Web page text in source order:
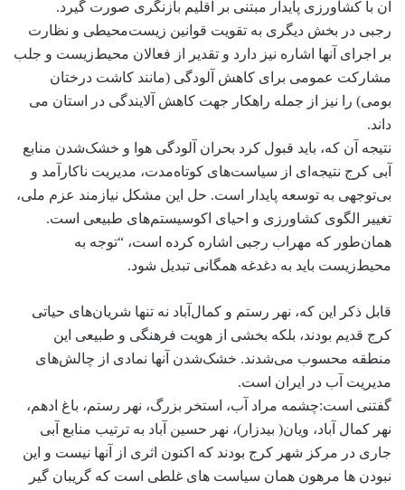
آن با کشاورزی پایدار مبتنی بر اقلیم بازنگری صورت گیرد.
رجبی در بخش دیگری به تقویت قوانین زیست‌محیطی و نظارت
بر اجرای آنها اشاره نیز دارد و تقدیر از فعالان محیط‌زیست و جلب
مشارکت عمومی برای کاهش آلودگی (مانند کاشت درختان
بومی) را نیز از جمله راهکار جهت کاهش آلایندگی در استان می
داند.
نتیجه آن که، باید قبول کرد بحران آلودگی هوا و خشک‌شدن منابع
آبی کرج نتیجه‌ای از سیاست‌های کوتاه‌مدت، مدیریت ناکارآمد و
بی‌توجهی به توسعه پایدار است. حل این مشکل نیازمند عزم ملی،
تغییر الگوی کشاورزی و احیای اکوسیستم‌های طبیعی است.
همان‌طور که مهراب رجبی اشاره کرده است، “توجه به
محیط‌زیست باید به دغدغه همگانی تبدیل شود.
قابل ذکر این که، نهر رستم و کمال‌آباد نه تنها شریان‌های حیاتی
کرج قدیم بودند، بلکه بخشی از هویت فرهنگی و طبیعی این
منطقه محسوب می‌شدند. خشک‌شدن آنها نمادی از چالش‌های
مدیریت آب در ایران است.
گفتنی است:چشمه مراد آب، استخر بزرگ، نهر رستم، باغ ادهم،
نهر کمال آباد، ویان( بیدزار)، نهر حسین آباد به ترتیب منابع آبی
جاری در مرکز شهر کرج بودند که اکنون اثری از آنها نیست و این
نبودن ها مرهون همان سیاست های غلطی است که گریبان گیر